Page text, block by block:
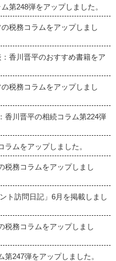
第248弾をアップしました。
税務コラムをアップしまし
香川晋平のおすすめ書籍をア
税務コラムをアップしまし
川晋平の相続コラム第224弾
ムをアップしました。
務コラムをアップしまし
ト訪問日記」6月を掲載しまし
務コラムをアップしまし
247弾をアップしました。